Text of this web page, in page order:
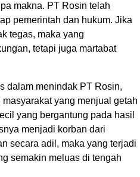
makna. PT Rosin telah
pemerintah dan hukum. Jika
tegas, maka yang
tetapi juga martabat
dalam menindak PT Rosin,
yang menjual getah
yang bergantung pada hasil
menjadi korban dari
secara adil, maka yang terjadi
semakin meluas di tengah